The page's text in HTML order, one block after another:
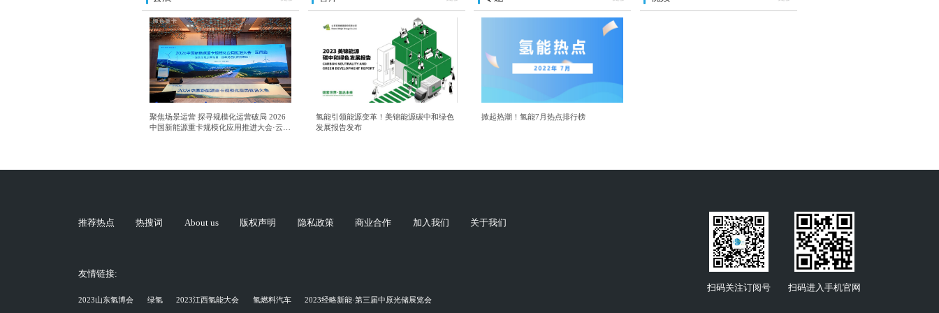
聚焦场景运营 探寻规模化运营破局 2026
中国新能源重卡规模化应用推进大会·云南
氢能引领能源变革！美锦能源碳中和绿色
发展报告发布
掀起热潮！氢能7月热点排行榜
推荐热点 热搜词 About us 版权声明 隐私政策 商业合作 加入我们 关于我们
友情链接:
2023山东氢博会 绿氢 2023江西氢能大会 氢燃料汽车 2023经略新能·第三届中原光储展览会
扫码关注订阅号 扫码进入手机官网